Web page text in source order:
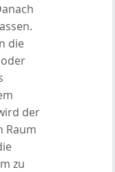
die
der
Raum
zu